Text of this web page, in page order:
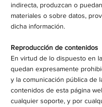
indirecta, produzcan o
materiales o sobre datos,
dicha información.​
Reproducción de contenidos
En virtud de lo dispuesto en
quedan expresamente
y la comunicación pública de
contenidos de esta página
cualquier soporte, y por